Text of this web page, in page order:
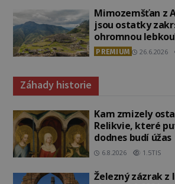
Mimozemšťan z
jsou ostatky
ohromnou
PREMIUM 26.6.2026
Záhady historie
Kam zmizely
Relikvie, které
dodnes budí úžas
6.8.2026 1.5TIS
Železný zázrak z